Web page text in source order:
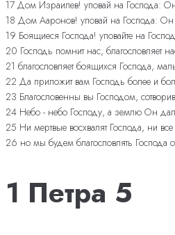
17 Дом Израилев! уповай на Господа:
18 Дом Ааронов! уповай на Господа:
19 Боящиеся Господа! уповайте на
20 Господь помнит нас, благословляет
21 благословляет боящихся Господа,
22 Да приложит вам Господь более и
23 Благословенны вы Господом,
24 Небо - небо Господу, а землю Он
25 Ни мертвые восхвалят Господа, ни
26 но мы будем благословлять Господа
1 Петра 5